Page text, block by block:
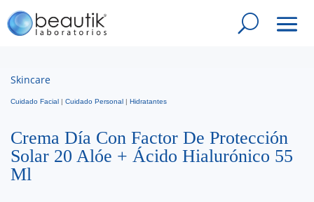
Skincare
Cuidado Facial | Cuidado Personal | Hidratantes
Crema Día Con Factor De Protección
Solar 20 Alóe + Ácido Hialurónico 55
Ml